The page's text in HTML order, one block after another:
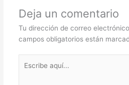
Deja un comentario
Tu dirección de correo
campos obligatorios están
aquí...